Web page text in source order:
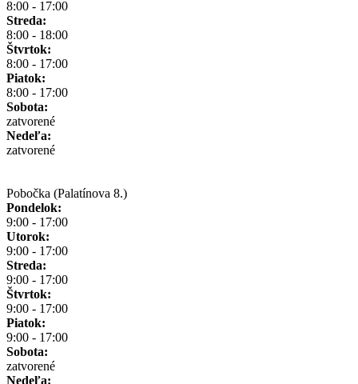
8:00 - 17:00
Streda:
8:00 - 18:00
Štvrtok:
8:00 - 17:00
Piatok:
8:00 - 17:00
Sobota:
zatvorené
Nedeľa:
zatvorené
Pobočka (Palatínova 8.)
Pondelok:
9:00 - 17:00
Utorok:
9:00 - 17:00
Streda:
9:00 - 17:00
Štvrtok:
9:00 - 17:00
Piatok:
9:00 - 17:00
Sobota:
zatvorené
Nedeľa: